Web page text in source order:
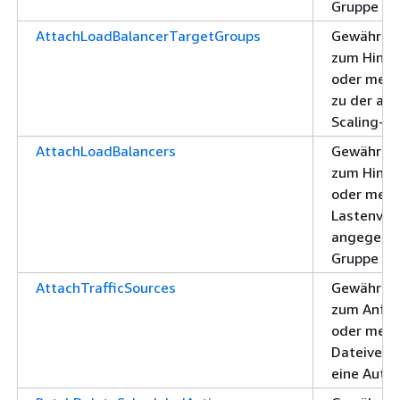
Gruppe
AttachLoadBalancerTargetGroups
Gewährt
zum
oder
zu der
Scaling-
AttachLoadBalancers
Gewährt
zum
oder
Gruppe
AttachTrafficSources
Gewährt
zum
oder
eine